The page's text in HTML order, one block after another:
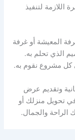
اللازمة لتنفيذ
المعيشة أو غرفة
الذي تحلم به.
كل مشروع نقوم به.
وتقديم عرض
تحويل منزلك أو
الراحة والجمال.